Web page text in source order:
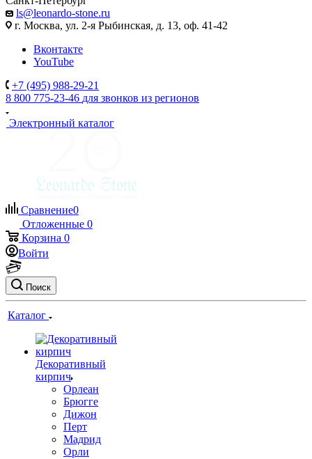
ls@leonardo-stone.ru
г. Москва, ул. 2-я Рыбинская, д. 13, оф. 41-42
Вконтакте
YouTube
+7 (495) 988-29-21
8 800 775-23-46 для звонков из регионов
Электронный каталог
Сравнение0
Отложенные 0
Корзина 0
Войти
Поиск
Каталог
Декоративный
кирпич
Орлеан
Брюгге
Дижон
Перт
Мадрид
Орли